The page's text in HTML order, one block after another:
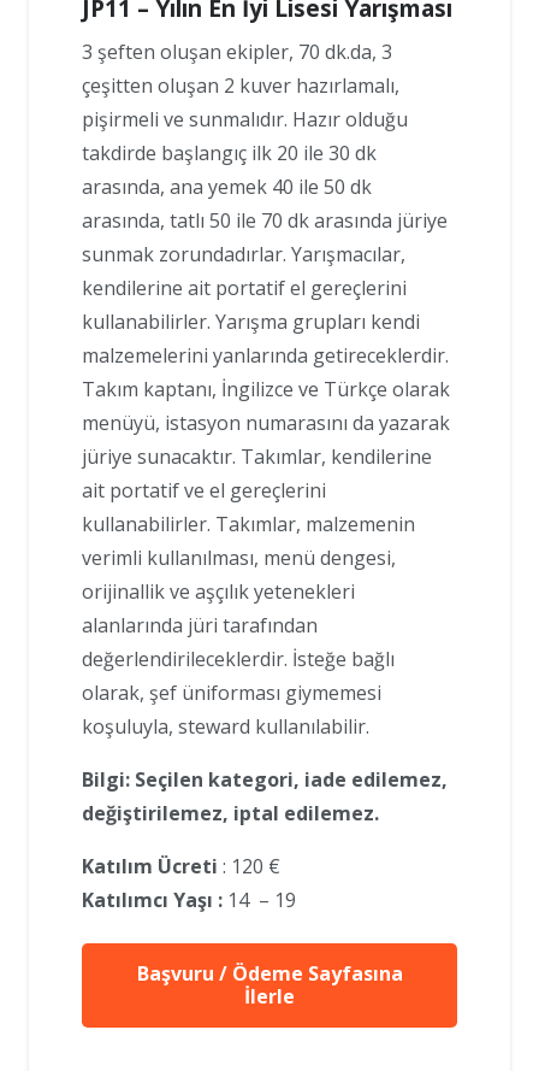
JP11 – Yılın En İyi Lisesi Yarışması
3 şeften oluşan ekipler, 70 dk.da, 3
çeşitten oluşan 2 kuver hazırlamalı,
pişirmeli ve sunmalıdır. Hazır olduğu
takdirde başlangıç ilk 20 ile 30 dk
arasında, ana yemek 40 ile 50 dk
arasında, tatlı 50 ile 70 dk arasında jüriye
sunmak zorundadırlar. Yarışmacılar,
kendilerine ait portatif el gereçlerini
kullanabilirler. Yarışma grupları kendi
malzemelerini yanlarında getireceklerdir.
Takım kaptanı, İngilizce ve Türkçe olarak
menüyü, istasyon numarasını da yazarak
jüriye sunacaktır. Takımlar, kendilerine
ait portatif ve el gereçlerini
kullanabilirler. Takımlar, malzemenin
verimli kullanılması, menü dengesi,
orijinallik ve aşçılık yetenekleri
alanlarında jüri tarafından
değerlendirileceklerdir. İsteğe bağlı
olarak, şef üniforması giymemesi
koşuluyla, steward kullanılabilir.
Bilgi: Seçilen kategori, iade edilemez,
değiştirilemez, iptal edilemez.
Katılım Ücreti : 120 €
Katılımcı Yaşı : 14 – 19
Başvuru / Ödeme Sayfasına
İlerle